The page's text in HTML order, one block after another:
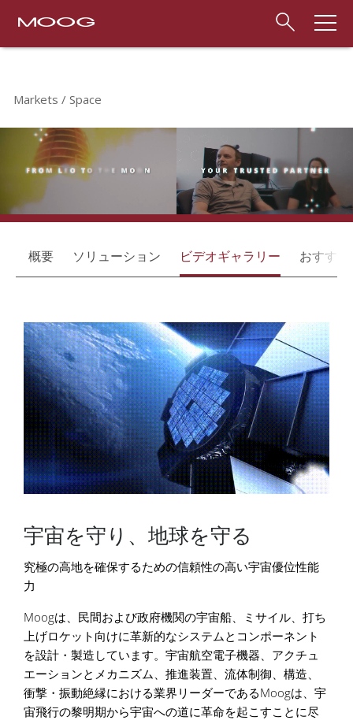
Markets Space
概要 ソリューション ビデオギャラリー おすす
宇宙を守り、地球を守る
究極の高地を確保するための信頼性の高い宇宙優位性能
力
Moogは、民間および政府機関の宇宙船、ミサイル、打ち
上げロケット向けに革新的なシステムとコンポーネント
を設計・製造しています。宇宙航空電子機器、アクチュ
エーションとメカニズム、推進装置、流体制御、構造、
衝撃・振動絶縁における業界リーダーであるMoogは、宇
宙飛行の黎明期から宇宙への道に革命を起こすことに尽